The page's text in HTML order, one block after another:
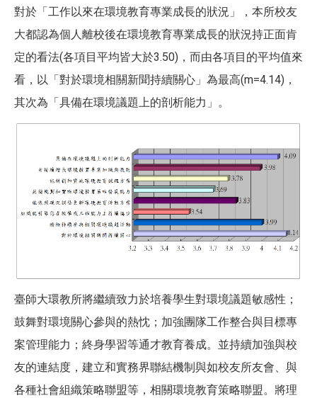
對於「工作以來在環境教育專業成長的狀況」，本所校友
大都認為個人離校後在環境教育專業成長的狀況持正面肯
定的看法(各項目平均皆大於3.50) ，而由各項目的平均值來
看，以「對於環境相關新聞持續關心」為最高(m=4.14) ，
其次為「具備在環境議題上的剖析能力」。
臺師大環教所將繼續致力於培養學生對環境議題敏感性；
鼓舞對環境關心參與的熱忱；加強團隊工作整合與目標專
案管理能力；終身學習等通才教育養成。並持續加強與校
友的連結度，建立和實務界聯結機制與如校友所友會、與
各種社會組織策略聯盟等，相關環境教育策略聯盟。將理